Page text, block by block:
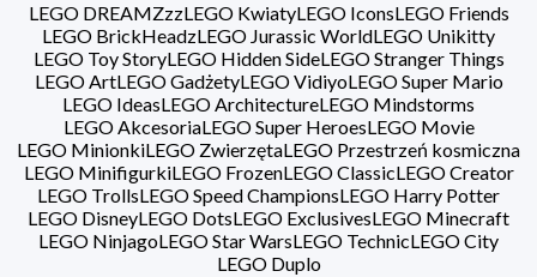
LEGO DREAMZzzLEGO KwiatyLEGO IconsLEGO Friends
LEGO BrickHeadzLEGO Jurassic WorldLEGO Unikitty
LEGO Toy StoryLEGO Hidden SideLEGO Stranger Things
LEGO ArtLEGO GadżetyLEGO VidiyoLEGO Super Mario
LEGO IdeasLEGO ArchitectureLEGO Mindstorms
LEGO AkcesoriaLEGO Super HeroesLEGO Movie
LEGO MinionkiLEGO ZwierzętaLEGO Przestrzeń kosmiczna
LEGO MinifigurkiLEGO FrozenLEGO ClassicLEGO Creator
LEGO TrollsLEGO Speed ChampionsLEGO Harry Potter
LEGO DisneyLEGO DotsLEGO ExclusivesLEGO Minecraft
LEGO NinjagoLEGO Star WarsLEGO TechnicLEGO City
LEGO Duplo